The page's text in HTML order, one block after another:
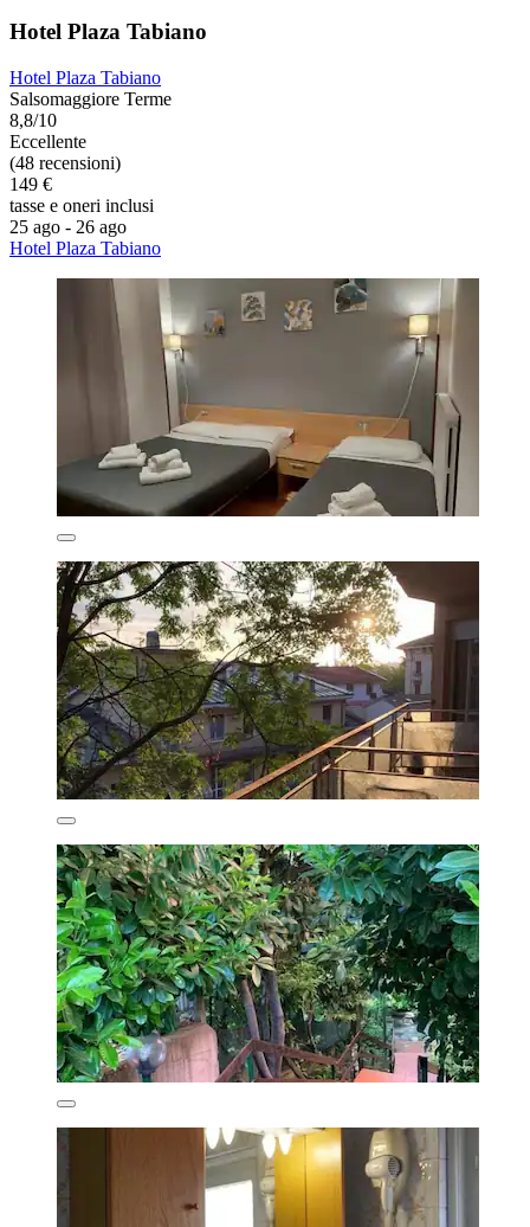
Hotel Plaza Tabiano
Hotel Plaza Tabiano
Salsomaggiore Terme
8,8/10
Eccellente
(48 recensioni)
149 €
tasse e oneri inclusi
25 ago - 26 ago
Hotel Plaza Tabiano